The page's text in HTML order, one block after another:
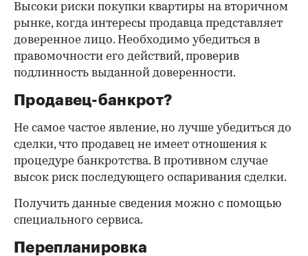
Высоки риски покупки квартиры на вторичном
рынке, когда интересы продавца представляет
доверенное лицо. Необходимо убедиться в
правомочности его действий, проверив
подлинность выданной доверенности.
Продавец-банкрот?
Не самое частое явление, но лучше убедиться до
сделки, что продавец не имеет отношения к
процедуре банкротства. В противном случае
высок риск последующего оспаривания сделки.
Получить данные сведения можно с помощью
специального сервиса.
Перепланировка